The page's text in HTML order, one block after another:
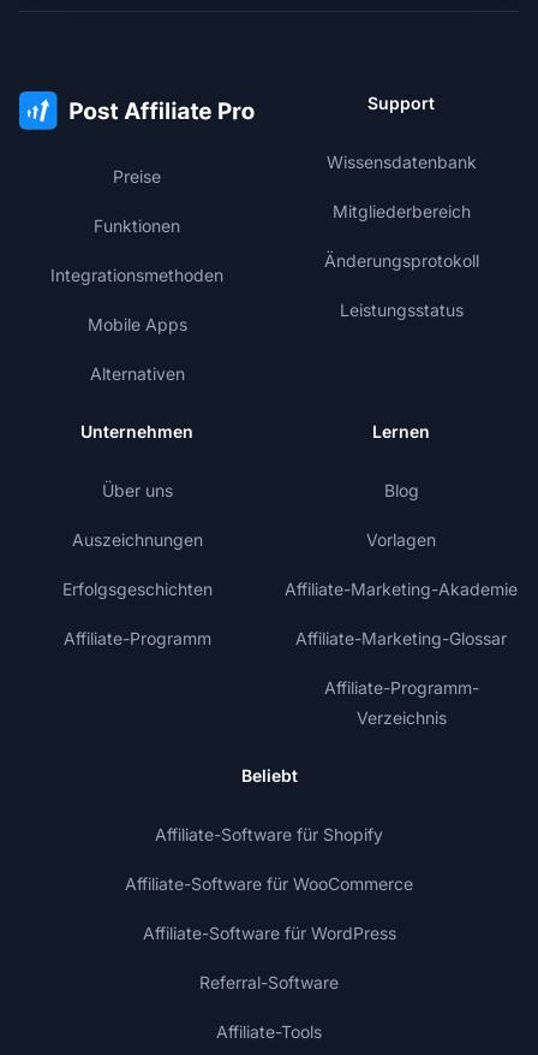
Preise
Funktionen
Integrationsmethoden
Mobile Apps
Alternativen
Support
Wissensdatenbank
Mitgliederbereich
Änderungsprotokoll
Leistungsstatus
Unternehmen
Über uns
Auszeichnungen
Erfolgsgeschichten
Affiliate-Programm
Lernen
Blog
Vorlagen
Affiliate-Marketing-Akademie
Affiliate-Marketing-Glossar
Affiliate-Programm-
Verzeichnis
Beliebt
Affiliate-Software für Shopify
Affiliate-Software für WooCommerce
Affiliate-Software für WordPress
Referral-Software
Affiliate-Tools